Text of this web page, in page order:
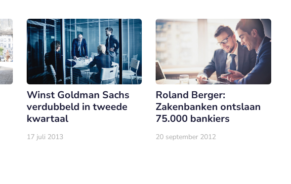
Winst Goldman Sachs
verdubbeld in tweede
kwartaal
17 juli 2013
Roland Berger:
Zakenbanken ontslaan
75.000 bankiers
20 september 2012